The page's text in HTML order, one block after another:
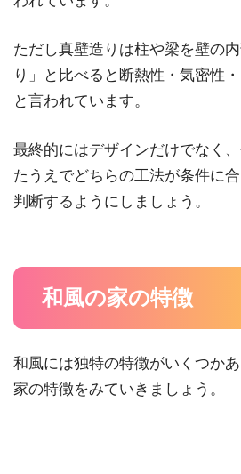
ただし真壁造りは柱や梁を壁の
り」と比べると断熱性・気密性
と言われています。
最終的にはデザインだけでなく
たうえでどちらの工法が条件に
判断するようにしましょう。
和風の家の特徴
和風には独特の特徴がいくつか
家の特徴をみていきましょう。